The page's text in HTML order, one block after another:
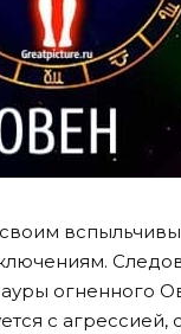
огненного
с агрессией,